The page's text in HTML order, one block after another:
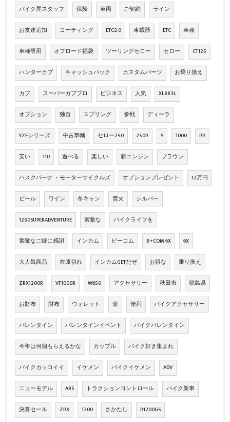
バイク屋スタッフ 保険 車両 ご契約 ライン
お友達追加 コーティング ETC2.0 車載器 ETC 車種
車種専用 オフロード福袋 ツーリングセロー セロー CT125
ハンターカブ キャッシュバック カスタムパーツ お乗り換え
カブ スーパーカブプロ ビジネス 人気 XL883L
オプション 独自 スプリング 参戦 ディーラ
YZFシリーズ 中古車輌 セロー250 250R S 1000 RR
安い 110 遊べる 楽しい 新エンジン ブラウン
ハスクバーナ ・モーターサイクルズ オプションプレゼント 12万円
ビール ワイン 冬キャン 焚火 シルバー
1290SUPERADVENTURE 素敵な バイクライフを
素敵なご縁に感謝 インカム ビーコム B+COM 6X 6X
大人気商品 在庫切れ インカムGETだぜ お得な 乗り換え
ZRX1200R VF1000R W650 アクセサリー 秋田市 福島県
お財布 財布 ウォレット 楽 便利 バイクアクセサリー
バレンタイン バレンタインイベント バイクバレンタイン
今年は何個もらえるかな カップル バイク好き集まれ
バイクカッコイイ イケメン バイクイケメン ADV
ニューモデル ABS トラクションコントロール バイク新車
決算セール ZRX 1200 さかたし R1200GS